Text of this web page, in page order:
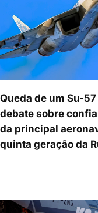
Queda de um Su-
debate sobre
da principal
quinta geração da